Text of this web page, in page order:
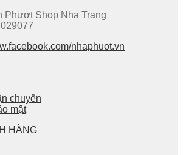
Phượt Shop Nha Trang
nhaphuot.vn
chuyển
mật
HÀNG